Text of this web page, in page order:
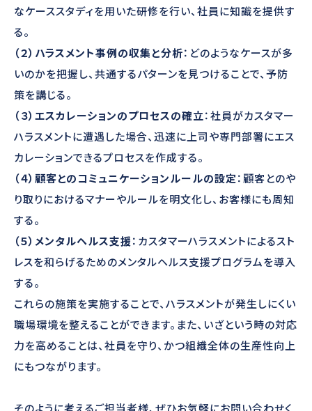
なケーススタディを用いた研修を行い、社員に知識を提供す
る。
（２）ハラスメント事例の収集と分析：どのようなケースが多
いのかを把握し、共通するパターンを見つけることで、予防
策を講じる。
（３）エスカレーションのプロセスの確立：社員がカスタマー
ハラスメントに遭遇した場合、迅速に上司や専門部署にエス
カレーションできるプロセスを作成する。
（４）顧客とのコミュニケーションルールの設定：顧客とのや
り取りにおけるマナーやルールを明文化し、お客様にも周知
する。
（５）メンタルヘルス支援：カスタマーハラスメントによるスト
レスを和らげるためのメンタルヘルス支援プログラムを導入
する。
これらの施策を実施することで、ハラスメントが発生しにくい
職場環境を整えることができます。また、いざという時の対応
力を高めることは、社員を守り、かつ組織全体の生産性向上
にもつながります。
そのように考えるご担当者様、ぜひお気軽にお問い合わせく